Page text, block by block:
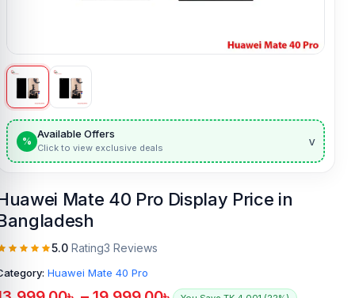
%
Available Offers
Click to view exclusive deals v
Mate 40 Pro Display Price in
5.0 Rating3 Reviews
Huawei Mate 40 Pro